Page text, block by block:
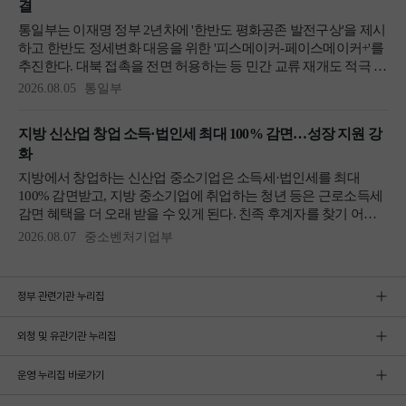
정부 관련기관 누리집
외청 및 유관기관 누리집
운영 누리집 바로가기